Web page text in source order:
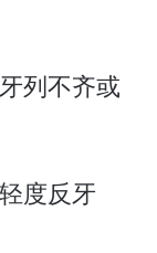
列不齐或
度反牙